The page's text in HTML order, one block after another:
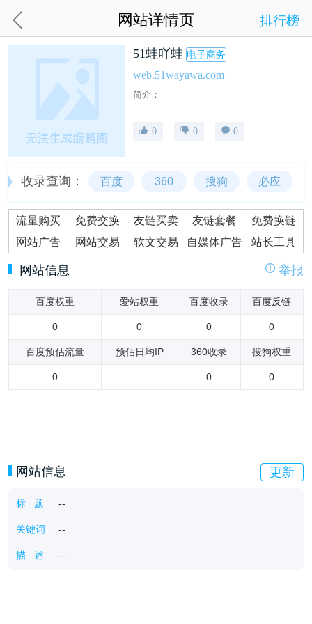
网站详情页 排行榜
51蛙吖蛙 电子商务
web.51wayawa.com
简介：--
0 0 0
收录查询： 百度 360 搜狗 必应
流量购买 免费交换 友链买卖 友链套餐
免费换链
网站广告
网站交易 软文交易 自媒体广告 站长工具
网站信息 举报
百度权重 爱站权重 百度收录 百度反链
0 0 0 0
百度预估流量 预估日均IP 360收录 搜狗权重
0 0 0
网站信息 更新
标 题 --
关键词 --
描 述 --